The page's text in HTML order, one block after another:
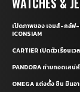
เปิดภาพของ เจมส์-กลัฟ-
ICONSIAM
CARTIER เปิดตัวเรือนเ
PANDORA ถ่ายทอดเสน่
OMEGA แต่งตั้ง ชิน มิน